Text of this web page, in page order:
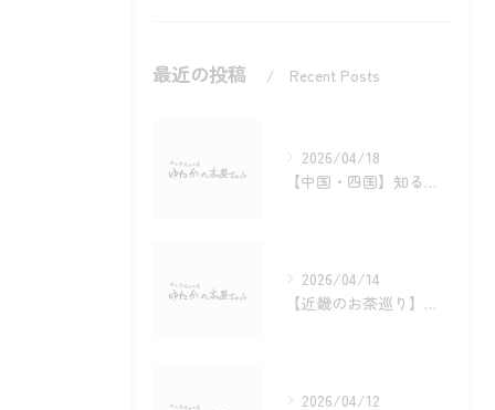
最近の投稿 Recent Posts
2026/04/18
【中国・四国】知る人ぞ知る銘茶の宝庫！旅するように楽しむお茶巡り
2026/04/14
【近畿のお茶巡り】歴史と風土が育む名茶4選（大和・川添・丹波・母子）
2026/04/12